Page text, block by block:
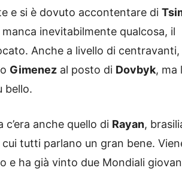
e si è dovuto accontentare di
inevitabilmente qualcosa, il
Anche a livello di centravanti,
Gimenez al posto di Dovbyk, ma
bello.
anche quello di Rayan,
cui tutti parlano un gran bene.
e ha già vinto due Mondiali